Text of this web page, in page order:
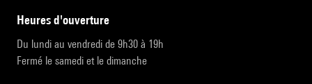
heures d'ouverture
Du lundi au vendredi de 9h30 à 19h
Fermé le samedi et le dimanche